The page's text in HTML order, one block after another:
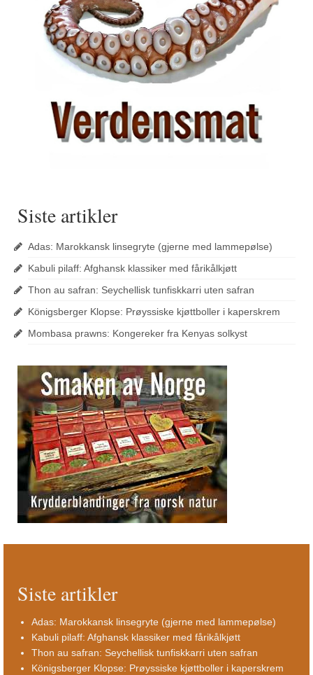
Siste artikler
Adas: Marokkansk linsegryte (gjerne med lammepølse)
Kabuli pilaff: Afghansk klassiker med fårikålkjøtt
Thon au safran: Seychellisk tunfiskkarri uten safran
Königsberger Klopse: Prøyssiske kjøttboller i kaperskrem
Mombasa prawns: Kongereker fra Kenyas solkyst
Siste artikler
Adas: Marokkansk linsegryte (gjerne med lammepølse)
Kabuli pilaff: Afghansk klassiker med fårikålkjøtt
Thon au safran: Seychellisk tunfiskkarri uten safran
Königsberger Klopse: Prøyssiske kjøttboller i kaperskrem